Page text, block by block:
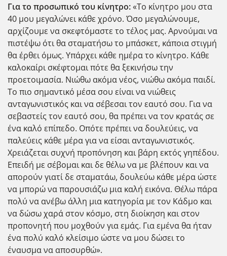
Για το προσωπικό του κίνητρο:«Το κίνητρο μου στα
40 μου μεγαλώνει κάθε χρόνο. Όσο μεγαλώνουμε,
αρχίζουμε να σκεφτόμαστε το τέλος μας. Αρνούμαι να
πιστέψω ότι θα σταματήσω το μπάσκετ, κάποια στιγμή
θα έρθει όμως. Υπάρχει κάθε ημέρα το κίνητρο. Κάθε
καλοκαίρι σκέφτομαι πότε θα ξεκινήσω την
προετοιμασία. Νιώθω ακόμα νέος, νιώθω ακόμα παιδί.
Το πιο σημαντικό μέσα σου είναι να νιώθεις
ανταγωνιστικός και να σέβεσαι τον εαυτό σου. Για να
σεβαστείς τον εαυτό σου, θα πρέπει να τον κρατάς σε
ένα καλό επίπεδο. Οπότε πρέπει να δουλεύεις, να
παλεύεις κάθε μέρα για να είσαι ανταγωνιστικός.
Χρειάζεται συχνή προπόνηση και βάρη εκτός γηπέδου.
Επειδή με σέβομαι και δε θέλω να με βλέπουν και να
απορούν γιατί δε σταματάω, δουλεύω κάθε μέρα ώστε
να μπορώ να παρουσιάζω μια καλή εικόνα. Θέλω πάρα
πολύ να ανέβω άλλη μια κατηγορία με τον Κάδμο και
να δώσω χαρά στον κόσμο, στη διοίκηση και στον
προπονητή που μοχθούν για εμάς. Για εμένα θα ήταν
ένα πολύ καλό κλείσιμο ώστε να μου δώσει το
έναυσμα να αποσυρθώ».